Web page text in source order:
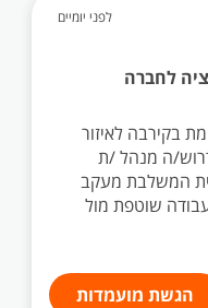
לפני יומיים
לחברה
בקירבה לאיזור
ה מנהל /ת
המשלבת מעקב
שוטפת מול
הגשת מועמדות